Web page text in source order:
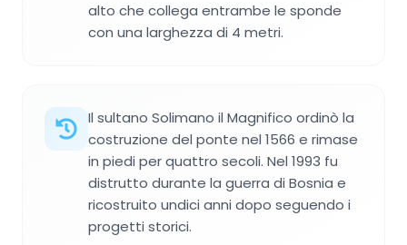
alto che collega entrambe le sponde
con una larghezza di 4 metri.
Il sultano Solimano il Magnifico ordinò la
costruzione del ponte nel 1566 e rimase
in piedi per quattro secoli. Nel 1993 fu
distrutto durante la guerra di Bosnia e
ricostruito undici anni dopo seguendo i
progetti storici.